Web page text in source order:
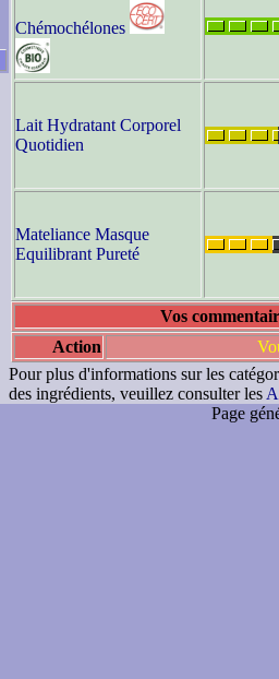
Chémochélones
Lait Hydratant Corporel
Quotidien
Mateliance Masque
Equilibrant Pureté
Vos
Action
Pour plus d'informations sur les
des ingrédients, veuillez consulter les
Page